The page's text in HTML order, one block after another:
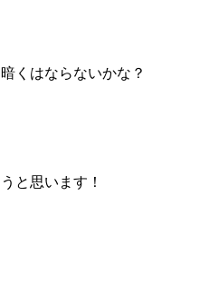
くはならないかな？
と思います！